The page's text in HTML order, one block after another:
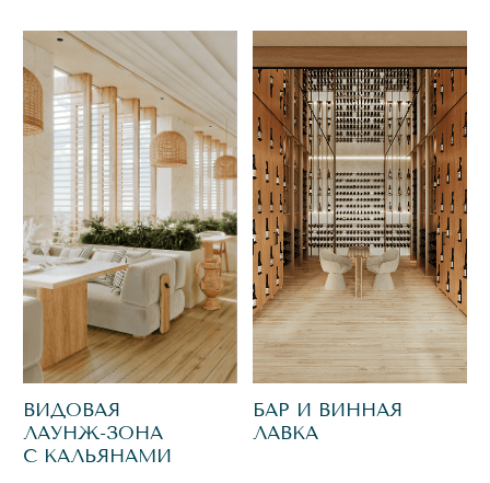
ОБЩАЙТЕСЬ
С УПРАВЛЯЮЩЕЙ
КОМПАНИЕЙ
И ЗАКАЗЫВАЙТЕ УСЛУГИ
ЧЕРЕЗ ПРИЛОЖЕНИЕ